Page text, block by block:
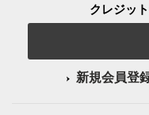
クレジッ
新規会員登